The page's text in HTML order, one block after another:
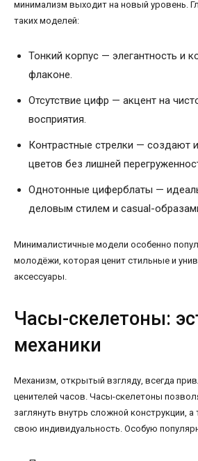
минимализм выходит на новый уровень.
таких моделей:
Тонкий корпус — элегантность и
флаконе.
Отсутствие цифр — акцент на
восприятия.
Контрастные стрелки — создают
цветов без лишней
Однотонные циферблаты —
деловым стилем и casual-
Минималистичные модели особенно
молодёжи, которая ценит стильные и
аксессуары.
Часы-скелетоны:
механики
Механизм, открытый взгляду, всегда
ценителей часов. Часы-скелетоны
заглянуть внутрь сложной конструкции,
свою индивидуальность. Особую